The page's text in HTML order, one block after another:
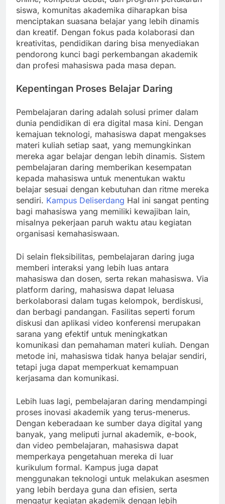
siswa, komunitas akademika diharapkan bisa
menciptakan suasana belajar yang lebih dinamis
dan kreatif. Dengan fokus pada kolaborasi dan
kreativitas, pendidikan daring bisa menyediakan
pendorong kunci bagi perkembangan akademik
dan profesi mahasiswa pada masa depan.
Kepentingan Proses Belajar Daring
Pembelajaran daring adalah solusi primer dalam
dunia pendidikan di era digital masa kini. Dengan
kemajuan teknologi, mahasiswa dapat mengakses
materi kuliah setiap saat, yang memungkinkan
mereka agar belajar dengan lebih dinamis. Sistem
pembelajaran daring memberikan kesempatan
kepada mahasiswa untuk menentukan waktu
belajar sesuai dengan kebutuhan dan ritme mereka
sendiri. Kampus Deliserdang Hal ini sangat penting
bagi mahasiswa yang memiliki kewajiban lain,
misalnya pekerjaan paruh waktu atau kegiatan
organisasi kemahasiswaan.
Di selain fleksibilitas, pembelajaran daring juga
memberi interaksi yang lebih luas antara
mahasiswa dan dosen, serta rekan mahasiswa. Via
platform daring, mahasiswa dapat leluasa
berkolaborasi dalam tugas kelompok, berdiskusi,
dan berbagi pandangan. Fasilitas seperti forum
diskusi dan aplikasi video konferensi merupakan
sarana yang efektif untuk meningkatkan
komunikasi dan pemahaman materi kuliah. Dengan
metode ini, mahasiswa tidak hanya belajar sendiri,
tetapi juga dapat memperkuat kemampuan
kerjasama dan komunikasi.
Lebih luas lagi, pembelajaran daring mendampingi
proses inovasi akademik yang terus-menerus.
Dengan keberadaan ke sumber daya digital yang
banyak, yang meliputi jurnal akademik, e-book,
dan video pembelajaran, mahasiswa dapat
memperkaya pengetahuan mereka di luar
kurikulum formal. Kampus juga dapat
menggunakan teknologi untuk melakukan asesmen
yang lebih berdaya guna dan efisien, serta
mengatur kegiatan akademik dengan lebih